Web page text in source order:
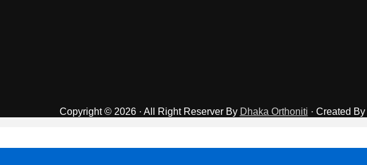
Copyright © 2026 · All Right Reserver By Dhaka Orthoniti · Created By